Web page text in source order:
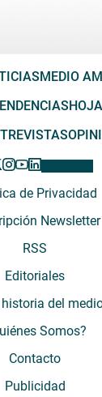
MEDIO
de Privacidad
Newsletter
RSS
Editoriales
historia del
Somos?
Contacto
Publicidad